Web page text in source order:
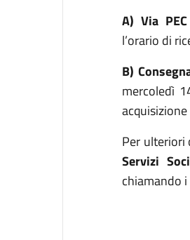
A) Via PEC
l’orario di
B)
mercoledì
Per ulteriori
Servizi
chiamando